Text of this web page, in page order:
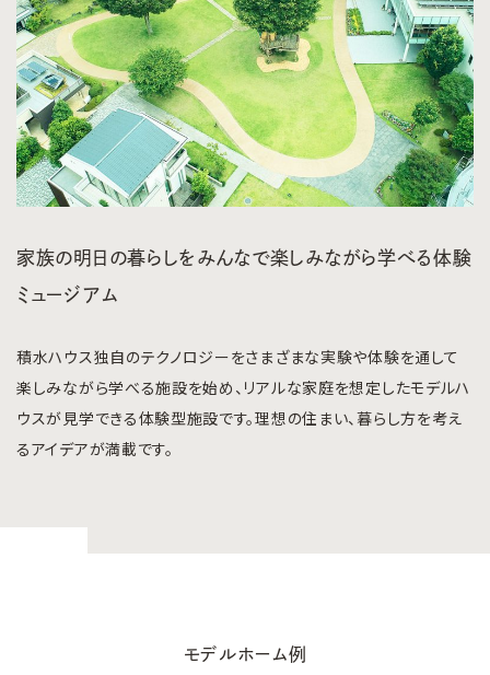
家族の明日の暮らしをみんなで楽しみながら学べる体験
ミュージアム
積水ハウス独自のテクノロジーをさまざまな実験や体験を通して
楽しみながら学べる施設を始め、リアルな家庭を想定したモデルハ
ウスが見学できる体験型施設です。理想の住まい、暮らし方を考え
るアイデアが満載です。
モデルホーム例